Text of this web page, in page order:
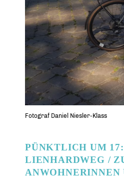
Fotograf Daniel Niesler-Klass
PÜNKTLICH UM
LIENHARDWEG /
ANWOHNERINNEN